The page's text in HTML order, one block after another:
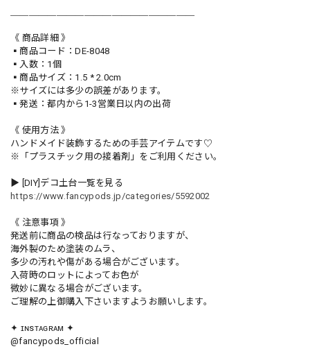
《 商品詳細 》
▪️商品コード：DE-8048
▪️入数：1個
▪️商品サイズ：1.5 * 2.0cm
※サイズには多少の誤差があります。
▪️発送：都内から1-3営業日以内の出荷
《 使用方法 》
ハンドメイド装飾するための手芸アイテムです♡
※「プラスチック用の接着剤」をご利用ください。
▶︎ [DIY]デコ土台一覧を見る
https://www.fancypods.jp/categories/5592002
《 注意事項 》
発送前に商品の検品は行なっておりますが、
海外製のため塗装のムラ、
多少の汚れや傷がある場合がございます。
入荷時のロットによってお色が
微妙に異なる場合がございます。
ご理解の上御購入下さいますようお願いします。
✦ ɪɴsᴛᴀɢʀᴀᴍ ✦
@fancypods_official